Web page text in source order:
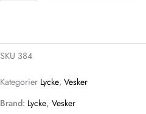
SKU 384
Kategorier Lycke, Vesker
Brand: Lycke, Vesker